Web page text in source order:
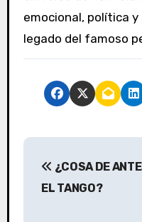
emocional, política
legado del famoso
N
¿COSA DE
EL TANGO?